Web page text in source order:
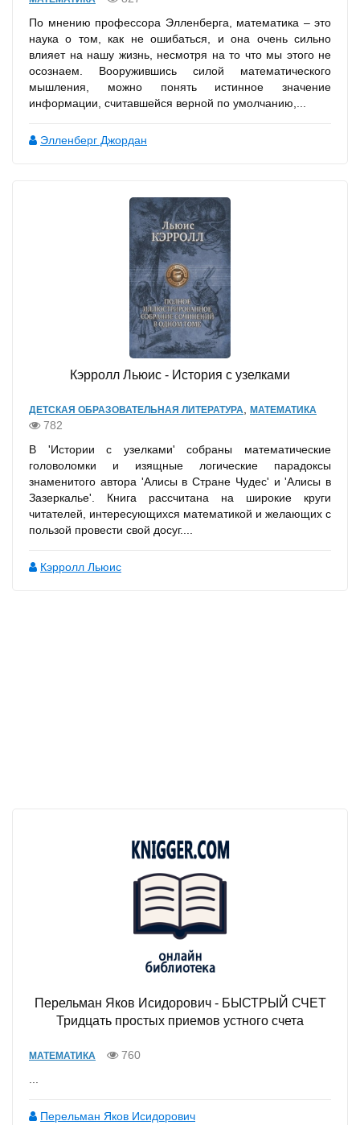
По мнению профессора Элленберга, математика – это
наука о том, как не ошибаться, и она очень сильно
влияет на нашу жизнь, несмотря на то что мы этого не
осознаем. Вооружившись силой математического
мышления, можно понять истинное значение
информации, считавшейся верной по умолчанию,...
Элленберг Джордан
Кэрролл Льюис - История с узелками
ДЕТСКАЯ ОБРАЗОВАТЕЛЬНАЯ ЛИТЕРАТУРА МАТЕМАТИКА
782
В 'Истории с узелками' собраны математические
головоломки и изящные логические парадоксы
знаменитого автора 'Алисы в Стране Чудес' и 'Алисы в
Зазеркалье'. Книга рассчитана на широкие круги
читателей, интересующихся математикой и желающих с
пользой провести свой досуг....
Кэрролл Льюис
Перельман Яков Исидорович - БЫСТРЫЙ СЧЕТ
Тридцать простых приемов устного счета
МАТЕМАТИКА
760
Перельман Яков Исидорович